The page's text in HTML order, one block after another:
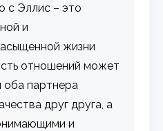
с Эллис – это
и
жизни
отношений может
оба партнера
друг друга, а
и